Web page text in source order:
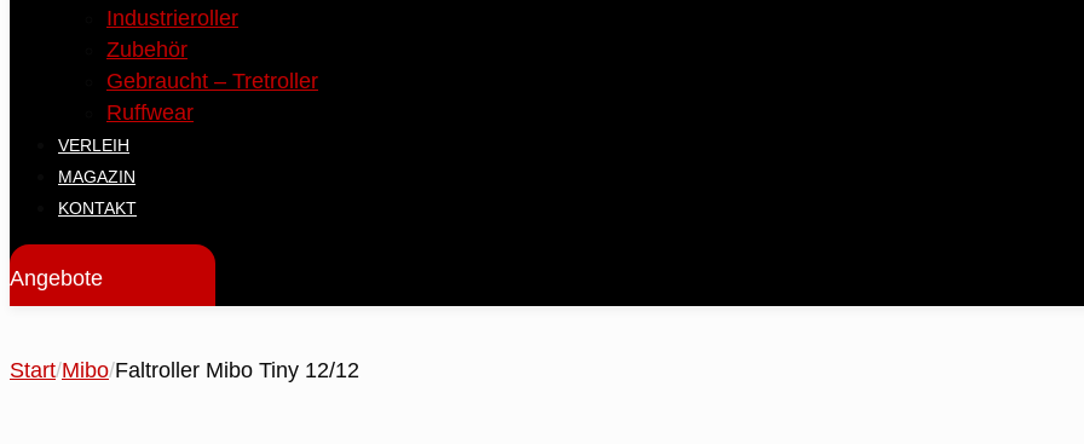
Industrieroller
Zubehör
Gebraucht – Tretroller
Ruffwear
VERLEIH
MAGAZIN
KONTAKT
Angebote
Start/Mibo/Faltroller Mibo Tiny 12/12